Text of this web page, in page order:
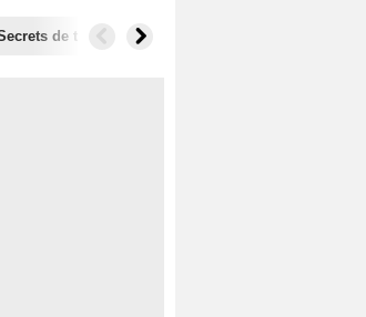
de tournage